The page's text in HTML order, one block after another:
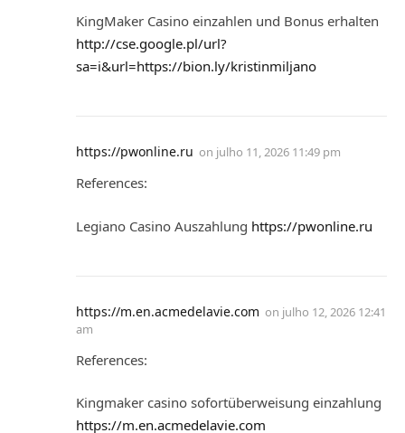
KingMaker Casino einzahlen und Bonus erhalten
http://cse.google.pl/url?
sa=i&url=https://bion.ly/kristinmiljano
https://pwonline.ru on julho 11, 2026 11:49 pm
References:
Legiano Casino Auszahlung https://pwonline.ru
https://m.en.acmedelavie.com on julho 12, 2026 12:41
am
References:
Kingmaker casino sofortüberweisung einzahlung
https://m.en.acmedelavie.com